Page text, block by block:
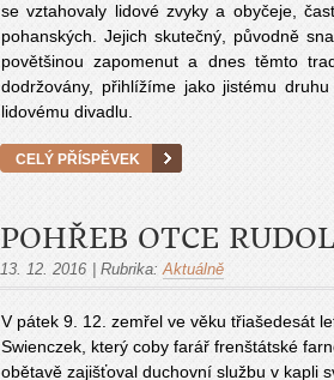
se vztahovaly lidové zvyky a obyčeje,
pohanských. Jejich skutečný, původně
povětšinou zapomenut a dnes těmto
dodržovány, přihlížíme jako jistému
lidovému divadlu.
CELÝ PŘÍSPĚVEK
POHŘEB OTCE
13. 12. 2016 Rubrika: Aktuálně
V pátek 9. 12. zemřel ve věku třiašedesát
Swienczek, který coby farář frenštátské
obětavě zajišťoval duchovní službu v kapli